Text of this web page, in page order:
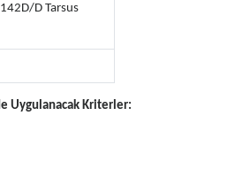
D Tarsus
Uygulanacak Kriterler: